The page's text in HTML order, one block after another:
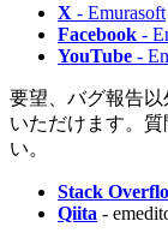
X - Emurasoft
Facebook -
YouTube -
要望、バグ報告
いただけます。質
い。
Stack
Qiita -